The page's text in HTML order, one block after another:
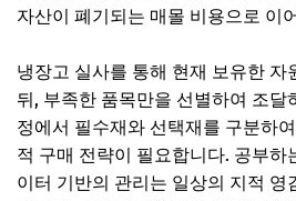
자산이 폐기되는 매몰 비용으로 이
냉장고 실사를 통해 현재 보유한 자
뒤, 부족한 품목만을 선별하여 조달
정에서 필수재와 선택재를 구분하
적 구매 전략이 필요합니다. 공부하
이터 기반의 관리는 일상의 지적 영